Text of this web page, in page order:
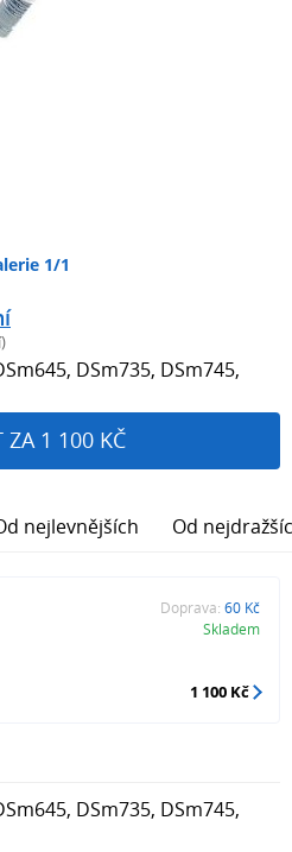
1/1
DSm735, DSm745,
ZA 1 100 KČ
nejlevnějších Od
Doprava: 60 Kč
Skladem
1 100 Kč
DSm735, DSm745,